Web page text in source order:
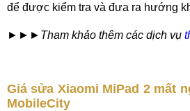
để được kiểm tra và đưa ra hướng
►►►Tham khảo thêm các dịch vụ
Giá sửa Xiaomi MiPad 2 mất
MobileCity